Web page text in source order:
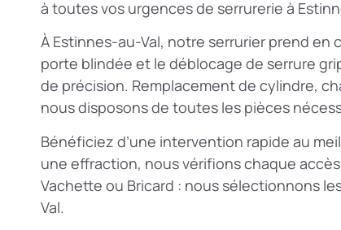
à toutes vos urgences de serrurerie à
À Estinnes-au-Val, notre serrurier prend en
porte blindée et le déblocage de serrure
de précision. Remplacement de cylindre,
nous disposons de toutes les pièces
Bénéficiez d’une intervention rapide au
une effraction, nous vérifions chaque
Vachette ou Bricard : nous sélectionnons
Val.